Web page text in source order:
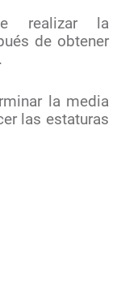
realizar la
de obtener
la media
las estaturas